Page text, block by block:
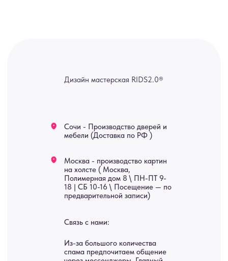
О нас
Возврат
Блог
Услуги
В КАТАЛОГ
Оплата